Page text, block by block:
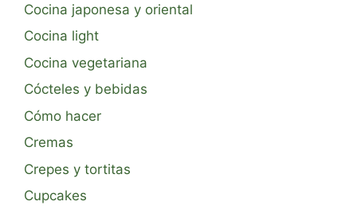
Cocina japonesa y oriental
Cocina light
Cocina vegetariana
Cócteles y bebidas
Cómo hacer
Cremas
Crepes y tortitas
Cupcakes